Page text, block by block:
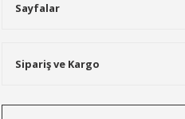
Sayfalar
Sipariş ve Kargo